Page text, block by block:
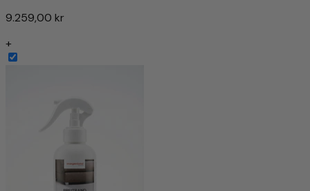
9.259,00 kr
+